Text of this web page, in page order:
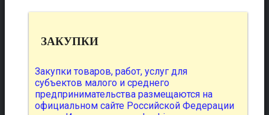
ЗАКУПКИ
Закупки товаров, работ, услуг для
субъектов малого и среднего
предпринимательства размещаются на
официальном сайте Российской Федерации